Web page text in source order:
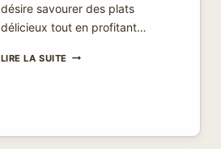
désire savourer des plats
délicieux tout en profitant…
LIRE LA SUITERESTAURANT